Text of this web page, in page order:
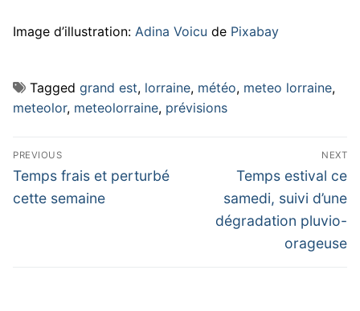
Image d’illustration: Adina Voicu de Pixabay
Tagged grand est, lorraine, météo, meteo lorraine,
meteolor, meteolorraine, prévisions
Navigation
de
l’article
PREVIOUS
Previous
post:
Temps frais et perturbé
cette semaine
NEXT
Next
post:
Temps estival ce
samedi, suivi d’une
dégradation pluvio-
orageuse